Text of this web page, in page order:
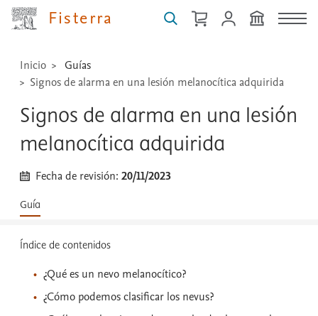
Fisterra
...
Inicio
Guías
Signos de alarma en una lesión melanocítica adquirida
Signos de alarma en una lesión
melanocítica adquirida
Fecha de revisión:20/11/2023
Guía
Índice de contenidos
¿Qué es un nevo melanocítico?
¿Cómo podemos clasificar los nevus?